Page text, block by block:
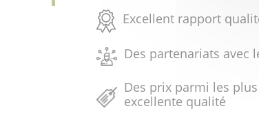
Excellent rapport
Des partenariats avec
Des prix parmi les
excellente qualité